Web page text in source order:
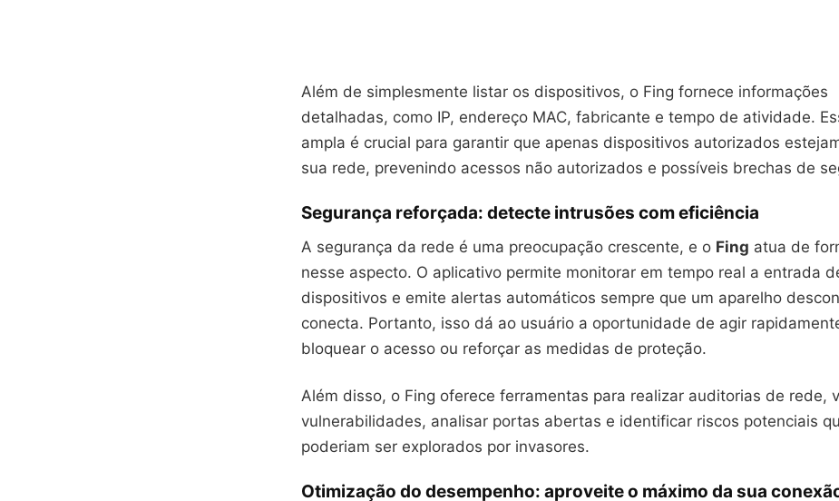
Além de simplesmente listar os dispositivos, o Fing fornece informações
detalhadas, como IP, endereço MAC, fabricante e tempo de atividade.
ampla é crucial para garantir que apenas dispositivos autorizados
sua rede, prevenindo acessos não autorizados e possíveis brechas de
Segurança reforçada: detecte intrusões com eficiência
A segurança da rede é uma preocupação crescente, e o Fing atua de
nesse aspecto. O aplicativo permite monitorar em tempo real a entrada
dispositivos e emite alertas automáticos sempre que um aparelho
conecta. Portanto, isso dá ao usuário a oportunidade de agir
bloquear o acesso ou reforçar as medidas de proteção.
Além disso, o Fing oferece ferramentas para realizar auditorias de rede,
vulnerabilidades, analisar portas abertas e identificar riscos potenciais
poderiam ser explorados por invasores.
Otimização do desempenho: aproveite o máximo da sua